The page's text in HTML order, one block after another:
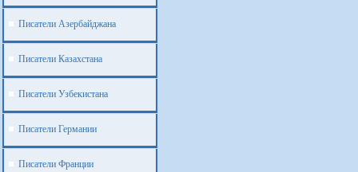
Писатели Азербайджана
Писатели Казахстана
Писатели Узбекистана
Писатели Германии
Писатели Франции